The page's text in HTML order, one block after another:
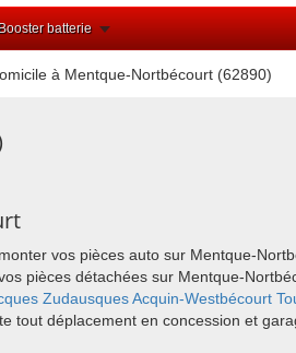
Booster batterie
à Mentque-Nortbécourt (62890)
vos pièces auto sur Mentque-
pièces détachées sur Mentque-
ZudausquesAcquin-Westbécourt
tout déplacement en concession et